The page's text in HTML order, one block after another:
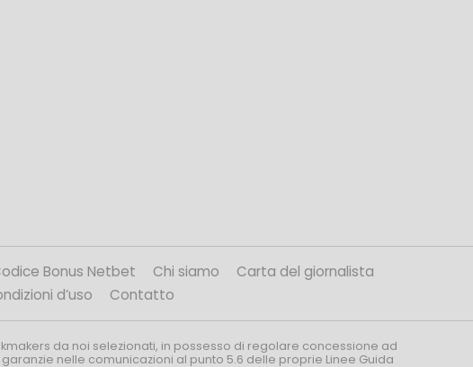
Bonus Netbet Chi siamo
Carta del giornalista
d’uso Contatto
da noi selezionati, in possesso di regolare concessione ad
nelle comunicazioni al punto 5.6 delle proprie Linee Guida